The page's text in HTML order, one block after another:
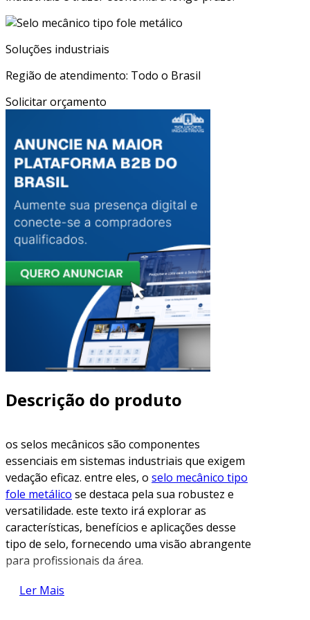
Soluções industriais
Região de atendimento: Todo o Brasil
Solicitar orçamento
Descrição do produto
os selos mecânicos são componentes
essenciais em sistemas industriais que exigem
vedação eficaz. entre eles, o selo mecânico tipo
fole metálico se destaca pela sua robustez e
versatilidade. este texto irá explorar as
características, benefícios e aplicações desse
tipo de selo, fornecendo uma visão abrangente
para profissionais da área.
o que é um selo mecânico tipo fole
Ler Mais